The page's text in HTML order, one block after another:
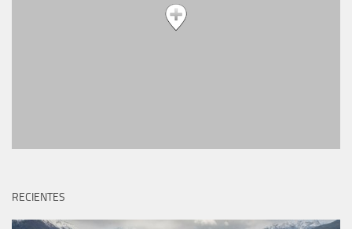
RECIENTES